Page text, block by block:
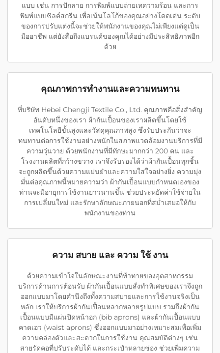
แบบ เช่น การปักลาย การพิมพ์แบบถ่ายเทความร้อน และการ
พิมพ์แบบซิลค์สกรีน เพื่อเน้นโลโก้ของคุณอย่างโดดเด่น ระดับ
ของการปรับแต่งนี้จะช่วยให้พนักงานของคุณไม่เพียงแต่ดูเป็น
มืออาชีพ แต่ยังสื่อถึงแบรนด์ของคุณได้อย่างมีประสิทธิภาพอีก
ด้วย
คุณภาพการทำงานและความทนทาน
ที่บริษัท Hebei Chengji Textile Co., Ltd. คุณภาพคือสิ่งสำคัญ
อันดับหนึ่งของเรา ผ้ากันเปื้อนของเราผลิตขึ้นโดยใช้
เทคโนโลยีขั้นสูงและวัสดุคุณภาพสูง ซึ่งรับประกันว่าจะ
ทนทานต่อการใช้งานอย่างหนักในสภาพแวดล้อมงานบริการที่มี
ความวุ่นวาย ด้วยพนักงานที่มีทักษะมากกว่า 200 คน และ
โรงงานผลิตที่กว้างขวาง เราจึงรับรองได้ว่าผ้ากันเปื้อนทุกชิ้น
จะถูกผลิตขึ้นด้วยความแม่นยำและความใส่ใจอย่างยิ่ง ความมุ่ง
มั่นต่อคุณภาพนี้หมายความว่า ผ้ากันเปื้อนแบบกำหนดเองของ
ท่านจะมีอายุการใช้งานยาวนานขึ้น ช่วยประหยัดค่าใช้จ่ายใน
การเปลี่ยนใหม่ และรักษาลักษณะภายนอกที่สม่ำเสมอให้กับ
พนักงานของท่าน
ความ สบาย และ ความ ใช้ งาน
ด้วยความเข้าใจในลักษณะงานที่ท้าทายของอุตสาหกรรม
บริการด้านการต้อนรับ ผ้ากันเปื้อนแบบสั่งทำพิเศษของเราจึงถูก
ออกแบบมาโดยคำนึงถึงทั้งความสบายและการใช้งานจริงเป็น
หลัก เราให้บริการผ้ากันเปื้อนหลากหลายรูปแบบ รวมถึงผ้ากัน
เปื้อนแบบมีแผ่นปิดหน้าอก (bib aprons) และผ้ากันเปื้อนแบบ
คาดเอว (waist aprons) ซึ่งออกแบบมาอย่างเหมาะสมเพื่อเพิ่ม
ความคล่องตัวและสะดวกในการใช้งาน คุณสมบัติต่างๆ เช่น
สายรัดคอที่ปรับระดับได้ และกระเป๋าหลายช่อง ช่วยเพิ่มความ